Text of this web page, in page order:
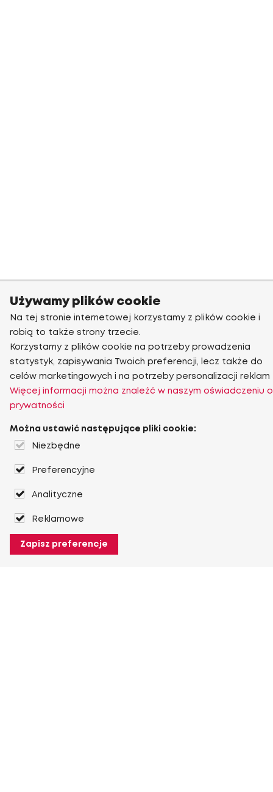
Używamy plików cookie
Na tej stronie internetowej korzystamy z plików cookie i
robią to także strony trzecie.
Korzystamy z plików cookie na potrzeby prowadzenia
statystyk, zapisywania Twoich preferencji, lecz także do
celów marketingowych i na potrzeby personalizacji reklam
Więcej informacji można znaleźć w naszym oświadczeniu o
prywatności
Można ustawić następujące pliki cookie:
Niezbędne
Preferencyjne
Analityczne
Reklamowe
Zapisz preferencje